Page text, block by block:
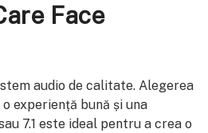
Face
audio de calitate. Alegerea
experiență bună și una
7.1 este ideal pentru a crea o